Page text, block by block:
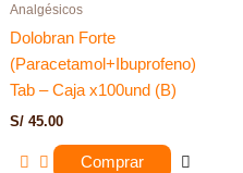
Analgésicos
Dolobran Forte
(Paracetamol+Ibuprofeno)
Tab – Caja x100und (B)
S/ 45.00
Comprar